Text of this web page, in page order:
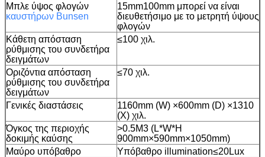
Μπλε ύψος φλογών
καυστήρων Bunsen
15mm100mm μπορεί να είναι
διευθετήσιμο με το μετρητή ύψους
φλογών
Κάθετη απόσταση
ρύθμισης του συνδετήρα
δειγμάτων
≤100 χιλ.
Οριζόντια απόσταση
ρύθμισης του συνδετήρα
δειγμάτων
≤70 χιλ.
Γενικές διαστάσεις
1160mm (W) ×600mm (D) ×1310
(Χ) χιλ.
Όγκος της περιοχής
δοκιμής καύσης
>0.5M3 (L*W*H
900mm×590mm×1050mm)
Μαύρο υπόβαθρο
Υπόβαθρο illumination≤20Lux